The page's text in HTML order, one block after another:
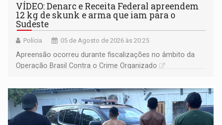
VÍDEO: Denarc e Receita Federal apreendem
12 kg de skunk e arma que iam para o
Sudeste
Polícia 05 de Agosto de 2026 às 20:25
Apreensão ocorreu durante fiscalizações no âmbito da
Operação Brasil Contra o Crime Organizado